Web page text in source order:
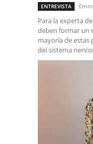
ENTREVISTA
Para la experta
deben formar un
mayoría de estas
del sistema